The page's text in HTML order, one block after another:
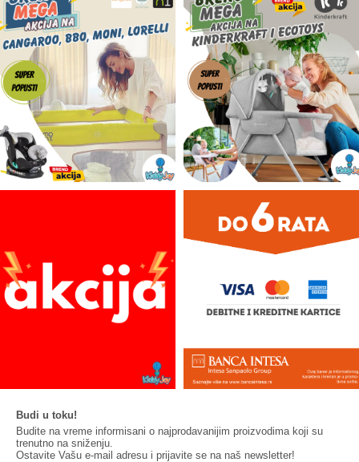
Budi u toku!
Budite na vreme informisani o najprodavanijim proizvodima koji su
trenutno na sniženju.
Ostavite Vašu e-mail adresu i prijavite se na naš newsletter!